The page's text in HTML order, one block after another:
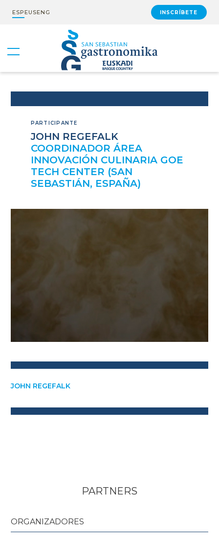
ESPEUSENG INSCRÍBETE
PARTICIPANTE
JOHN REGEFALK
COORDINADOR ÁREA
INNOVACIÓN CULINARIA GOE
TECH CENTER (SAN
SEBASTIÁN, ESPAÑA)
JOHN REGEFALK
PARTNERS
ORGANIZADORES